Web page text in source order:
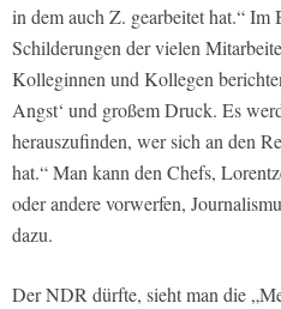
in dem auch Z. gearbeitet hat.“ Im
Schilderungen der vielen
Kolleginnen und Kollegen
Angst‘ und großem Druck. Es
herauszufinden, wer sich an den
hat.“ Man kann den Chefs,
oder andere vorwerfen,
dazu.
Der NDR dürfte, sieht man die